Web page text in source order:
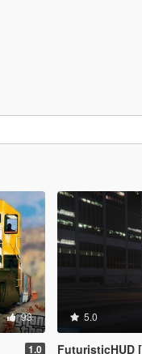
93
1.0
5.0
FuturisticHUD